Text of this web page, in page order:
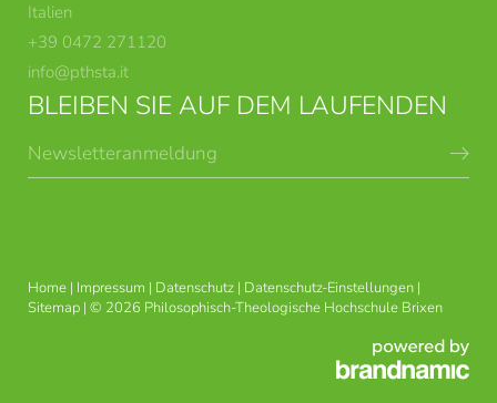
KURSE
PASTORALE UND
THEOLOGISCHE
Italien
+39 0472 271120
info@pthsta.it
BLEIBEN SIE AUF DEM LAUFENDEN
Newsletteranmeldung
Home | Impressum | Datenschutz | Datenschutz-Einstellungen |
Sitemap | © 2026 Philosophisch-Theologische Hochschule Brixen